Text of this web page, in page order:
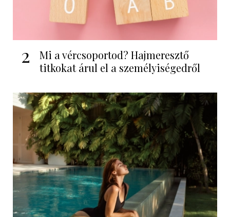
2
Mi a vércsoportod? Hajmeresztő
titkokat árul el a személyiségedről